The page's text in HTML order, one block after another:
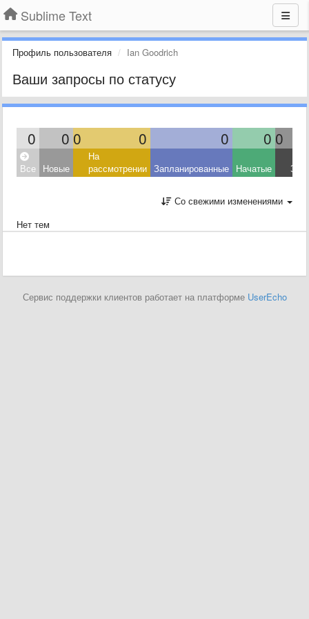
Sublime Text
Профиль пользователя Ian Goodrich
Ваши запросы по статусу
0 0 0 0 0 0 0
Все Новые
На
рассмотрении Запланированные Начатые
Со свежими изменениями
Нет тем
Сервис поддержки клиентов работает на платформе UserEcho